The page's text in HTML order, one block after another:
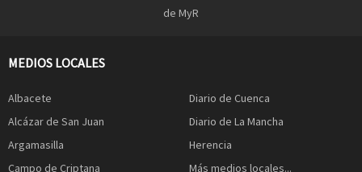
de MyR
MEDIOS LOCALES
Albacete
Alcázar de San Juan
Argamasilla
Campo de Criptana
Diario de Cuenca
Diario de La Mancha
Herencia
Más medios locales...